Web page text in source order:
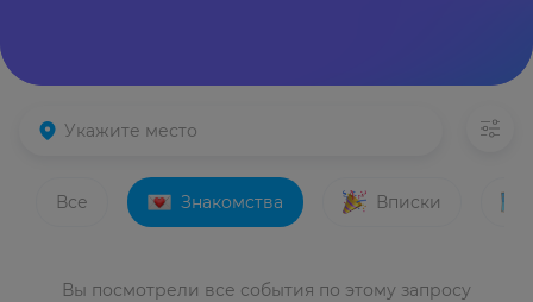
Все Знакомства Вписки
Вы посмотрели все события по этому запросу